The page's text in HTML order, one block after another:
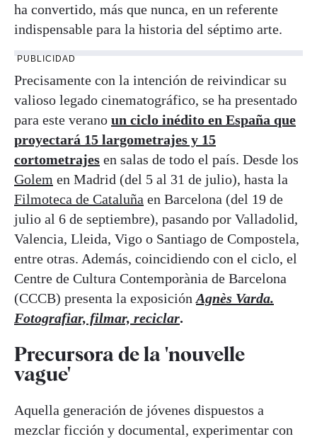
ha convertido, más que nunca, en un referente
indispensable para la historia del séptimo arte.
PUBLICIDAD
Precisamente con la intención de reivindicar su
valioso legado cinematográfico, se ha presentado
para este verano un ciclo inédito en España que
proyectará 15 largometrajes y 15
cortometrajes en salas de todo el país. Desde los
Golem en Madrid (del 5 al 31 de julio), hasta la
Filmoteca de Cataluña en Barcelona (del 19 de
julio al 6 de septiembre), pasando por Valladolid,
Valencia, Lleida, Vigo o Santiago de Compostela,
entre otras. Además, coincidiendo con el ciclo, el
Centre de Cultura Contemporània de Barcelona
(CCCB) presenta la exposición Agnès Varda.
Fotografiar, filmar, reciclar.
Precursora de la 'nouvelle
vague'
Aquella generación de jóvenes dispuestos a
mezclar ficción y documental, experimentar con